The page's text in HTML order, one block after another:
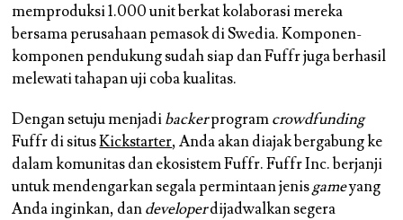
memproduksi 1.000 unit berkat kolaborasi mereka
bersama perusahaan pemasok di Swedia. Komponen-
komponen pendukung sudah siap dan Fuffr juga berhasil
melewati tahapan uji coba kualitas.
Dengan setuju menjadibackerprogramcrowdfunding
Fuffr di situsKickstarter, Anda akan diajak bergabung ke
dalam komunitas dan ekosistem Fuffr. Fuffr Inc. berjanji
untuk mendengarkan segala permintaan jenisgameyang
Anda inginkan, dandeveloperdijadwalkan segera